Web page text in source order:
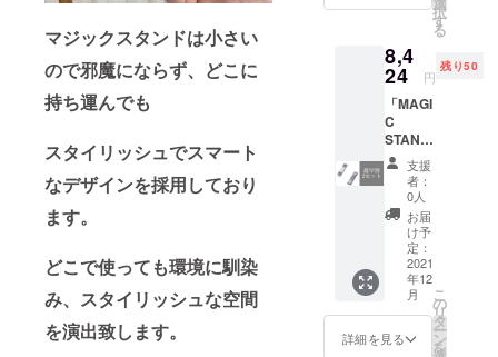
マジックスタンドは小さい
ので邪魔にならず、どこに
持ち運んでも
スタイリッシュでスマート
なデザインを採用しており
ます。
どこで使っても環境に馴染
み、スタイリッシュな空間
を演出致します。
が遅れ
る場合
があり
ます。
10800
33％オ
フ】 ※
デザイ
ン・仕
様は変
更にな
る可能
性もご
ざいま
す。ご
了承く
ださ
い。 ※
ご注文
状況、
使用部
材の供
択
す
る
8,4
24 円
残り50
「MAGI
C
STAND
」2セッ
ト
【税・
送料
込】 50
名様限
定価
格！
【一般
販売予
定価格
の
支援
者：
0人
お届
け予
定：
2021
年12
月
詳細を見る
こ
の
リ
タ
ー
ン
を